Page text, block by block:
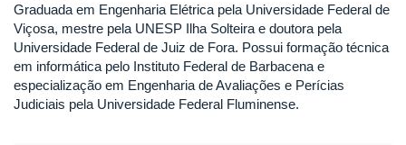
Graduada em Engenharia Elétrica pela Universidade Federal de
Viçosa, mestre pela UNESP Ilha Solteira e doutora pela
Universidade Federal de Juiz de Fora. Possui formação técnica
em informática pelo Instituto Federal de Barbacena e
especialização em Engenharia de Avaliações e Perícias
Judiciais pela Universidade Federal Fluminense.